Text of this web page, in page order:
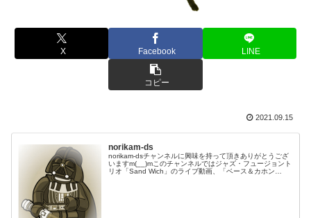
X Facebook LINE
コピー
2021.09.15
norikam-ds
norikam-dsチャンネルに興味を持って頂きありがとうござ
いますm(__)mこのチャンネルではジャズ・フュージョント
リオ「Sand Wich」のライブ動画、「ベース＆カホン